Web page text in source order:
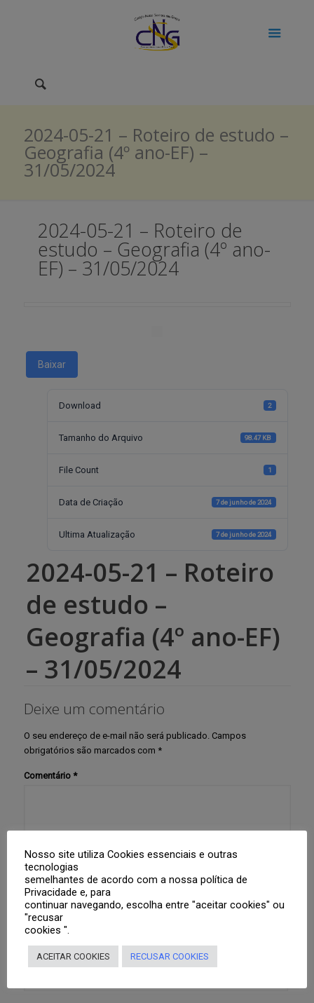
2024-05-21 – Roteiro de estudo –
Geografia (4º ano-EF) –
31/05/2024
2024-05-21 – Roteiro de
estudo – Geografia (4º ano-
EF) – 31/05/2024
Baixar
Download 2
Tamanho do Arquivo 98.47 KB
File Count 1
Data de Criação 7 de junho de 2024
Ultima Atualização 7 de junho de 2024
2024-05-21 – Roteiro
de estudo –
Geografia (4º ano-EF)
– 31/05/2024
Deixe um comentário
O seu endereço de e-mail não será publicado. Campos
obrigatórios são marcados com *
Comentário *
Nome*
E-mail*
Nosso site utiliza Cookies essenciais e outras
tecnologias
semelhantes de acordo com a nossa política de
Privacidade e, para
continuar navegando, escolha entre "aceitar cookies" ou
"recusar
cookies ".
ACEITAR COOKIES RECUSAR COOKIES